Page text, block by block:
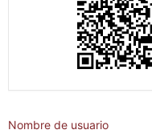
Nombre de usuario